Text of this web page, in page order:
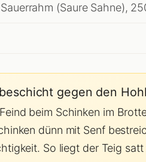
Sauerrahm (Saure Sahne),
gegen den
beim Schinken im
dünn mit Senf
So liegt der Teig